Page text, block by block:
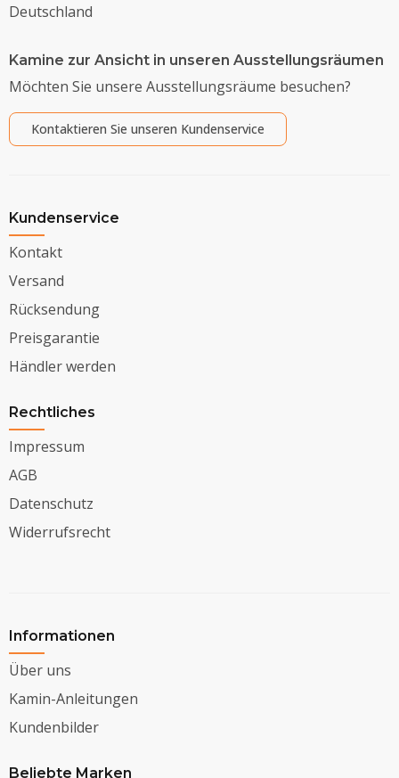
Deutschland
Kamine zur Ansicht in unseren Ausstellungsräumen
Möchten Sie unsere Ausstellungsräume besuchen?
Kontaktieren Sie unseren Kundenservice
Kundenservice
Kontakt
Versand
Rücksendung
Preisgarantie
Händler werden
Rechtliches
Impressum
AGB
Datenschutz
Widerrufsrecht
Informationen
Über uns
Kamin-Anleitungen
Kundenbilder
Beliebte Marken